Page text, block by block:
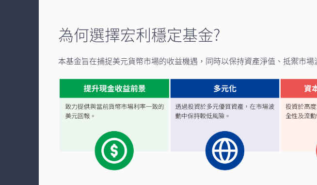
為何選擇宏利穩定基金?
本基金旨在捕捉美元貨幣市場的收益機遇，同時以保持資產淨值、抵禦市